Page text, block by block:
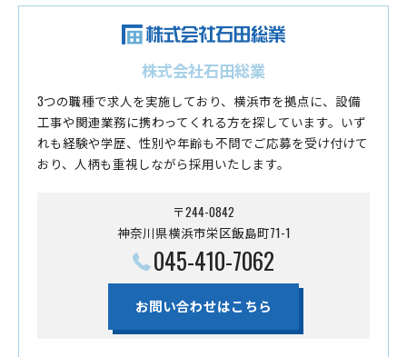
株式会社石田総業
3つの職種で求人を実施しており、横浜市を拠点に、設備
工事や関連業務に携わってくれる方を探しています。いず
れも経験や学歴、性別や年齢も不問でご応募を受け付けて
おり、人柄も重視しながら採用いたします。
〒244-0842
神奈川県横浜市栄区飯島町71-1
045-410-7062
お問い合わせはこちら